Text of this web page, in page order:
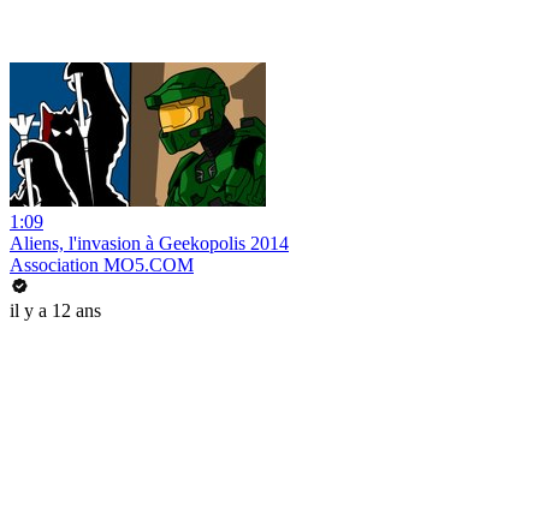
1:09
Aliens, l'invasion à Geekopolis 2014
Association MO5.COM
il y a 12 ans